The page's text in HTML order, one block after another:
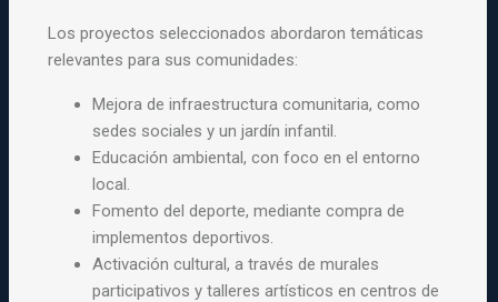
Los proyectos seleccionados abordaron temáticas
relevantes para sus comunidades:
Mejora de infraestructura comunitaria, como
sedes sociales y un jardín infantil.
Educación ambiental, con foco en el entorno
local.
Fomento del deporte, mediante compra de
implementos deportivos.
Activación cultural, a través de murales
participativos y talleres artísticos en centros de